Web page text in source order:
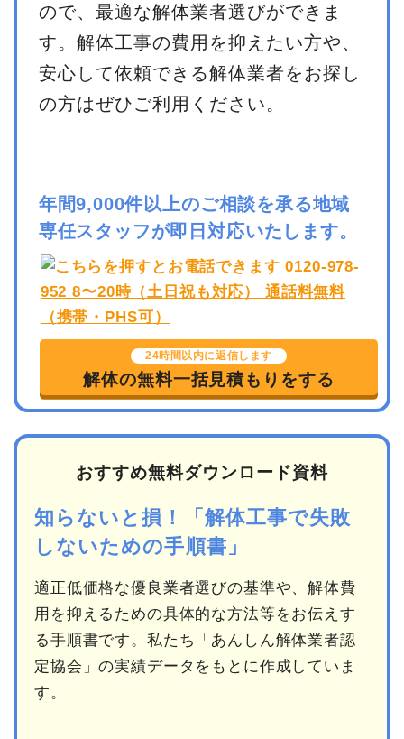
ので、最適な解体業者選びができま
す。解体工事の費用を抑えたい方や、
安心して依頼できる解体業者をお探し
の方はぜひご利用ください。
年間9,000件以上のご相談を承る地域
専任スタッフが即日対応いたします。
24時間以内に返信します
解体の無料一括見積もりをする
おすすめ無料ダウンロード資料
知らないと損！「解体工事で失敗
しないための手順書」
適正低価格な優良業者選びの基準や、解体費
用を抑えるための具体的な方法等をお伝えす
る手順書です。私たち「あんしん解体業者認
定協会」の実績データをもとに作成していま
す。